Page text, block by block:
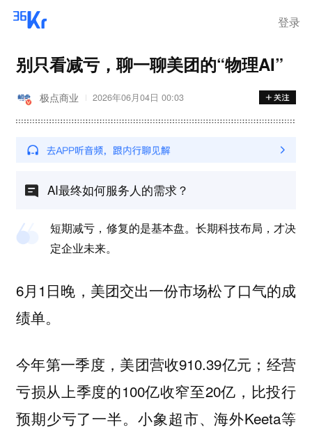
登录
别只看减亏，聊一聊美团的“物理AI”
极点商业 2026年06月04日 00:03
AI最终如何服务人的需求？
短期减亏，修复的是基本盘。长期科技布局，才决
定企业未来。
6月1日晚，美团交出一份市场松了口气的成
绩单。
今年第一季度，美团营收910.39亿元；经营
亏损从上季度的100亿收窄至20亿，比投行
预期少亏了一半。小象超市、海外Keeta等